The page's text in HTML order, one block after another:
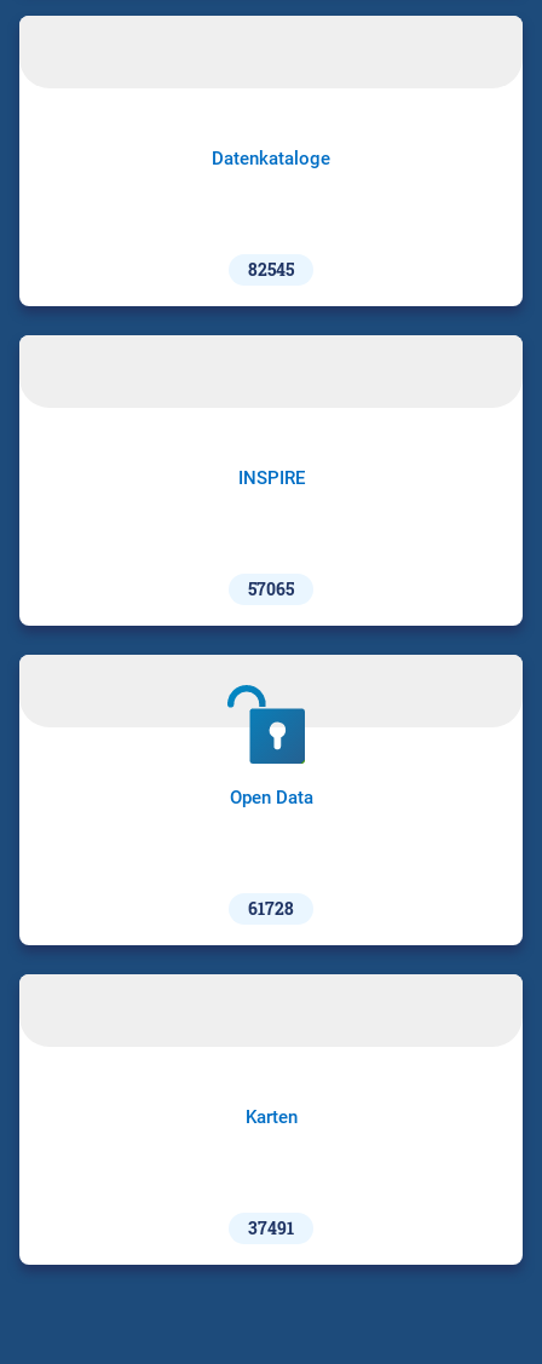
Datenkataloge
82545
INSPIRE
57065
Open Data
61728
Karten
37491